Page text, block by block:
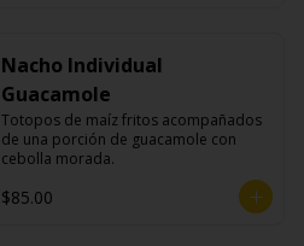
Nacho Individual
Guacamole
Totopos de maíz fritos acompañados
de una porción de guacamole con
cebolla morada.
$85.00